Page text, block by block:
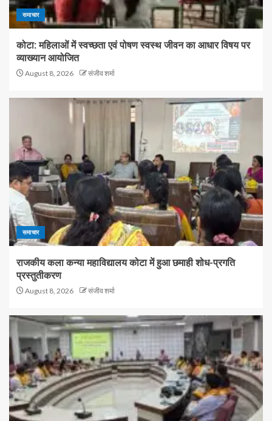
समाचार
कोटा: महिलाओं में स्वच्छता एवं पोषण स्वस्थ जीवन का आधार विषय पर
व्याख्यान आयोजित
August 8, 2026 संजीव शर्मा
समाचार
राजकीय कला कन्या महाविद्यालय कोटा में हुआ छमाही शोध-प्रगति
प्रस्तुतीकरण
August 8, 2026 संजीव शर्मा